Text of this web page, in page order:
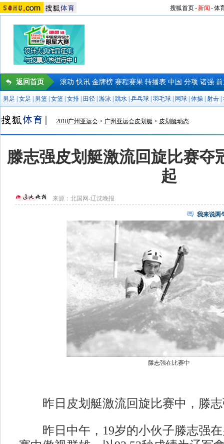
搜狐首页-新闻 -体
返回首页 滚动 快讯 金牌榜 赛程赛果 转播表 中国 分项 诸强
男足 女足 男篮 女篮 女排 田径 游泳 跳水 乒乓球 羽毛球 网球 体操 射击
2010广州亚运会 > 广州亚运会皮划艇 > 皮划艇动态
滕志强皮划艇激流回旋比赛夺
起
来源： 北国网-辽沈晚报
我来说两
滕志强在比赛中
昨日皮划艇激流回旋比赛中，滕志
昨日中午，19岁的小伙子滕志强在